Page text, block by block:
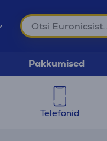
Pakkumised
Telefonid